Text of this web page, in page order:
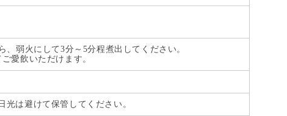
弱火にして3分～5分程煮出してください。
愛飲いただけます。
は避けて保管してください。